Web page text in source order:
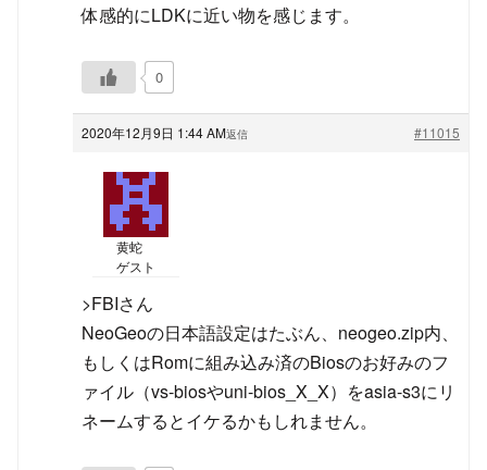
体感的にLDKに近い物を感じます。
0
2020年12月9日 1:44 AM #11015
返信
黄蛇
ゲスト
>FBIさん
NeoGeoの日本語設定はたぶん、neogeo.zip内、
もしくはRomに組み込み済のBiosのお好みのフ
ァイル（vs-biosやuni-bios_X_X）をasia-s3にリ
ネームするとイケるかもしれません。